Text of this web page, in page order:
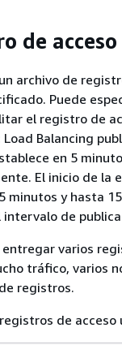
de acceso
archivo de
Puede
el registro de
Balancing
en 5
El inicio de
minutos y hasta
de
varios
tráfico, varios
registros.
de